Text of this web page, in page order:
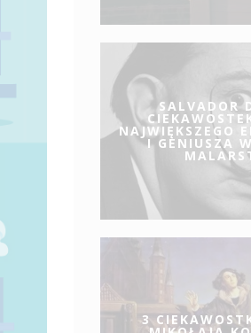
SALVADOR
NAJWIĘKSZEGO
I GENIUSZA W
3